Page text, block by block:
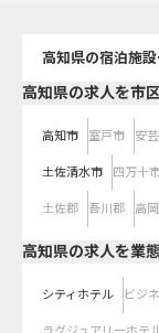
高知県の宿泊施
高知県の求人を市
高知市 室戸市 安
土佐清水市 四万十
土佐郡 吾川郡 高
高知県の求人を業
シティホテル ビジ